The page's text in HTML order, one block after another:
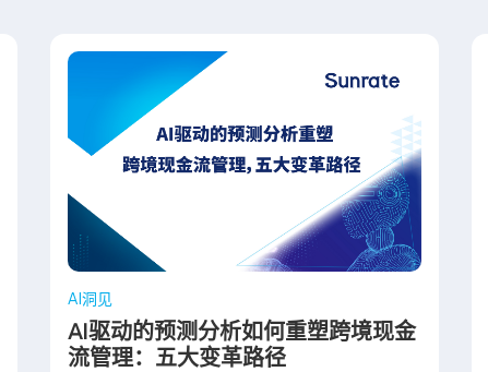
AI洞见
AI驱动的预测分析如何重塑跨境现金
流管理：五大变革路径